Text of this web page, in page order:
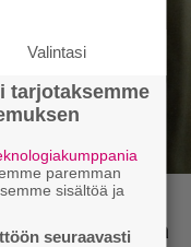
Silvo tekevät
Valintasi
tarjotaksemme
paremman
sisältöä ja
seuraavasti